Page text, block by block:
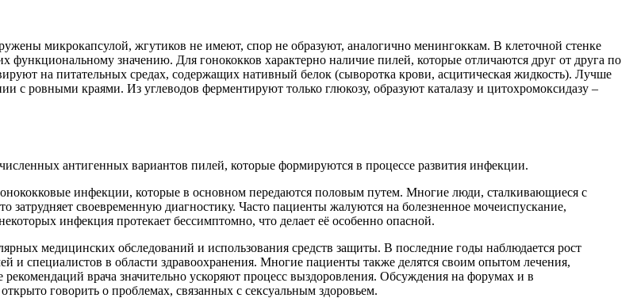
микрокапсулой, жгутиков не имеют, спор не образуют, аналогично менингоккам. В клеточной стенке
значению. Для гонококков характерно наличие пилей, которые отличаются друг от друга по
на питательных средах, содержащих нативный белок (сыворотка крови, асцитическая жидкость). Лучше
с ровными краями. Из углеводов ферментируют только глюкозу, образуют каталазу и цитохромоксидазу –
антигенных вариантов пилей, которые формируются в процессе развития инфекции.
инфекции, которые в основном передаются половым путем. Многие люди, сталкивающиеся с
своевременную диагностику. Часто пациенты жалуются на болезненное мочеиспускание,
инфекция протекает бессимптомно, что делает её особенно опасной.
медицинских обследований и использования средств защиты. В последние годы наблюдается рост
и специалистов в области здравоохранения. Многие пациенты также делятся своим опытом лечения,
врача значительно ускоряют процесс выздоровления. Обсуждения на форумах и в
говорить о проблемах, связанных с сексуальным здоровьем.